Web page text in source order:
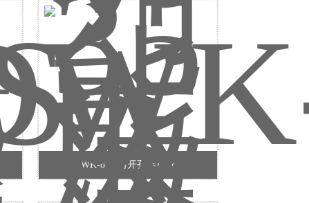
WK-8 万向开孔器厂家